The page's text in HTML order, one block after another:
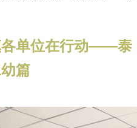
各单位在行动——泰
篇